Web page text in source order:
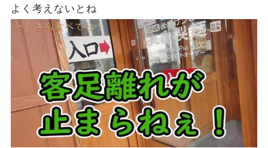
よく考えないとね